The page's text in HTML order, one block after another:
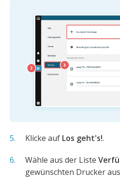
Klicke auf Los geht's!.
Wähle aus der Liste
gewünschten Drucker